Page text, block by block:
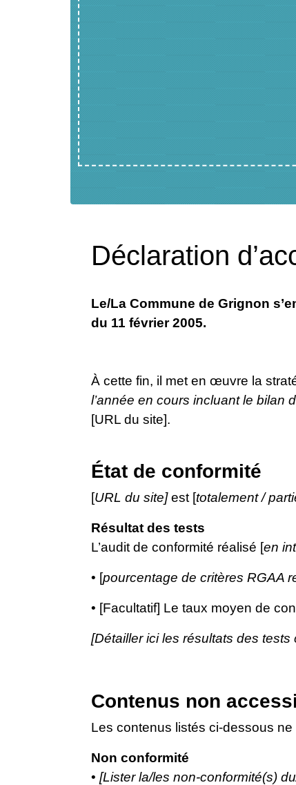
Déclaration
Le/La Commune de Grignon
du 11 février 2005.
À cette fin, il met en œuvre la
l’année en cours incluant le bilan
[URL du site].
État de conformité
[URL du site]est [totalement /
Résultat des tests
L’audit de conformité réalisé [en
• [pourcentage de critères RGAA
• [Facultatif] Le taux moyen de
[Détailler ici les résultats des
Contenus non
Les contenus listés ci-dessous
Non conformité
• [Lister la/les non-conformité(s)